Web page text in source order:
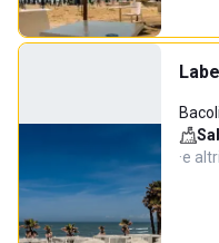
Bacoli
·e altri